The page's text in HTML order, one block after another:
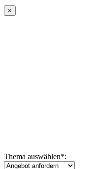
×
Thema auswählen*: